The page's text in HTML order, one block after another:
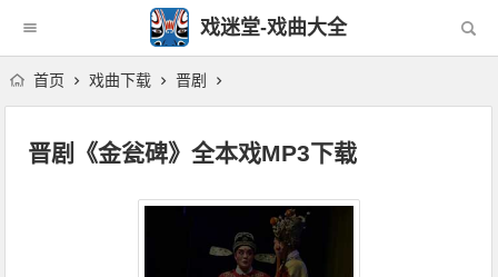
戏迷堂-戏曲大全
首页 戏曲下载 晋剧
晋剧《金瓮碑》全本戏MP3下载